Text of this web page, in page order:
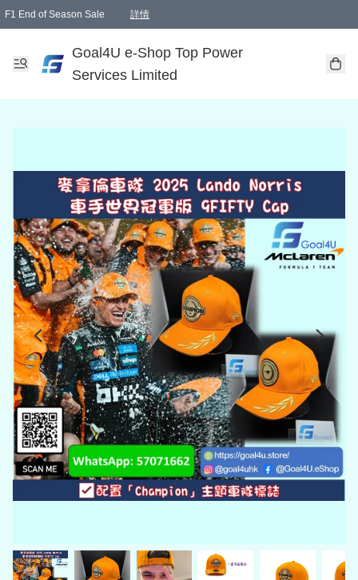
F1 End of Season Sale 詳情
Goal4U e-Shop Top Power
Services Limited